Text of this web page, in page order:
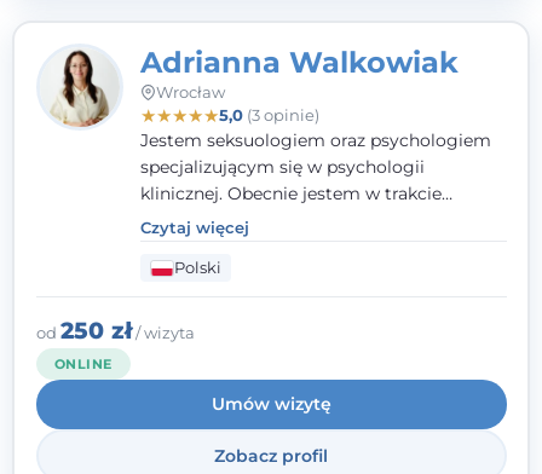
Adrianna Walkowiak
Wrocław
★★★★★5,0(3 opinie)
Jestem seksuologiem oraz psychologiem
specjalizującym się w psychologii
klinicznej. Obecnie jestem w trakcie
szkolenia na psychoterapeutę
systemowego. Posiadam status członka
nadzwyczajnego Wielkopolskiego
Towarzystwa Terapii Systemowej oraz
należę do Polskiego Towarzystwa
pierwszym miejscu stawiam budowanie
atmosfery bezpieczeństwa i zrozumienia w
relacjach z Klientami. Istotna dla nie jest
również koncentracja na dostępnych
Czytaj więcej
Polski
od 250 zł/ wizyta
ONLINE
Umów wizytę
Zobacz profil